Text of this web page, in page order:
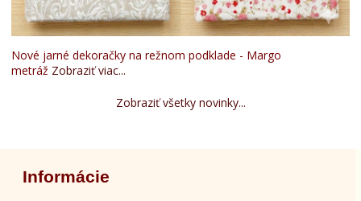
Nové jarné dekoračky na režnom podklade - Margo
metráž Zobraziť viac...
Zobraziť všetky novinky...
Informácie